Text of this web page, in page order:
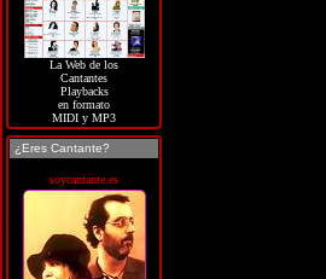
La Web de los
Cantantes
Playbacks
en formato
MIDI y MP3
¿Eres Cantante?
soycantante.es